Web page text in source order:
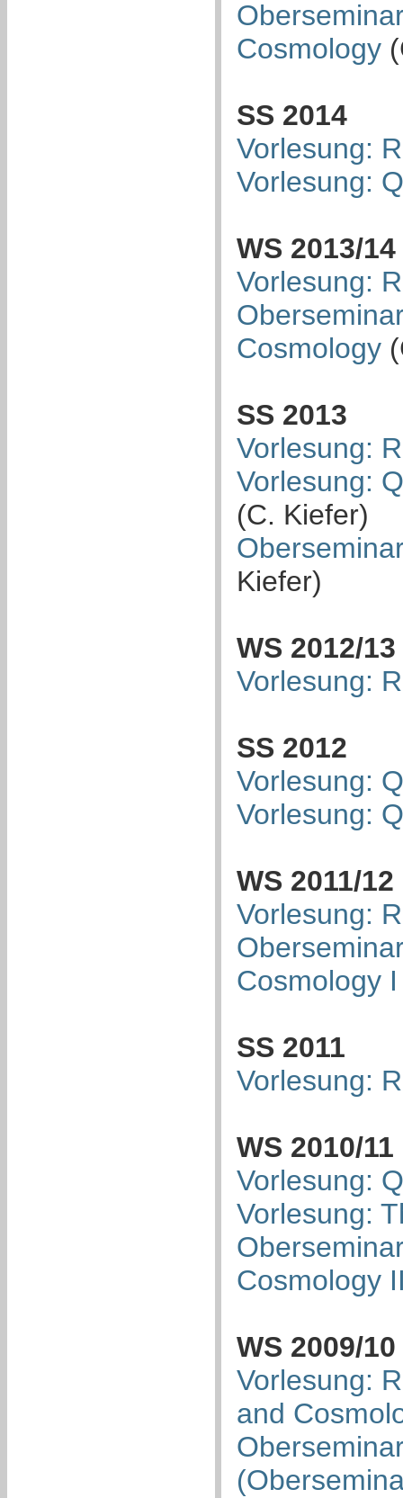
Cosmology
SS 2014
Vorlesung:
Vorlesung:
WS 2013/14
Vorlesung:
Cosmology
SS 2013
Vorlesung:
Vorlesung:
(C. Kiefer)
Kiefer)
WS 2012/13
Vorlesung:
SS 2012
Vorlesung:
Vorlesung:
WS 2011/12
Vorlesung:
Cosmology I
SS 2011
Vorlesung:
WS 2010/11
Vorlesung:
Vorlesung:
Cosmology
WS 2009/10
Vorlesung:
and